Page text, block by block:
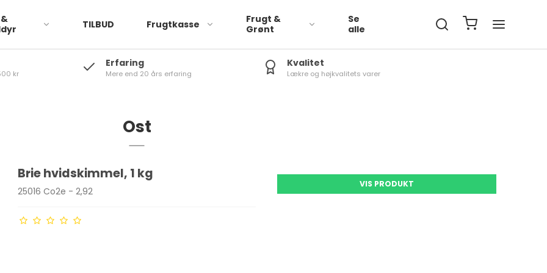
TILBUD Frugtkasse
Frugt &
Grønt
Se
alle
kr
Erfaring
Mere end 20 års erfaring
Kvalitet
Lækre og højkvalitets varer
Ost
Brie hvidskimmel, 1 kg
25016 Co2e - 2,92
VIS PRODUKT